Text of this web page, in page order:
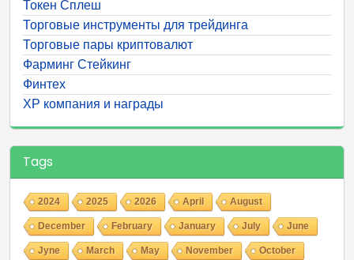
Токен Сплеш
Торговые инструменты для трейдинга
Торговые пары криптовалют
Фарминг Стейкинг
Финтех
ХР компания и награды
Tags
2024 2025 2026 April August
December February January July June
Jyne March May November October